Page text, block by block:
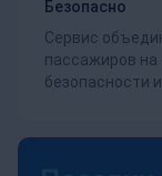
Безопасно
Сервис
пассажиров
безопасности